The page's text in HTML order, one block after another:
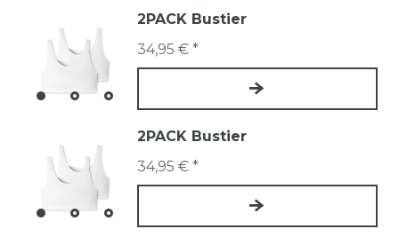
2PACK Bustier
34,95 € *
2PACK Bustier
34,95 € *